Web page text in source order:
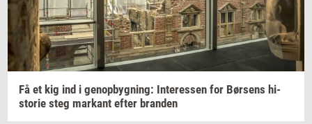
Få et kig ind i genop­byg­ning: In­ter­es­sen for Bør­sens hi­
sto­rie steg mar­kant efter bran­den